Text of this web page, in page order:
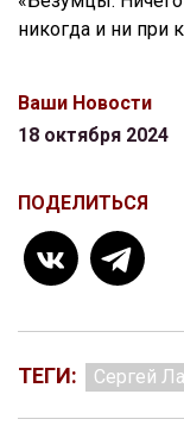
никогда и ни при
Ваши Новости
18 октября 2024
ПОДЕЛИТЬСЯ
ТЕГИ: Сергей